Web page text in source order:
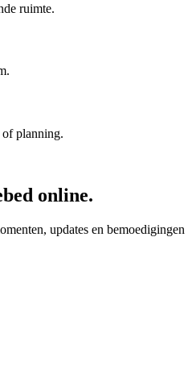
ruimte.
planning.
online.
updates en bemoedigingen